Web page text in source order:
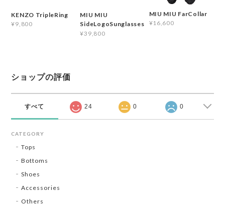
KENZO TripleRing
¥9,800
MIU MIU
SideLogoSunglasses
¥39,800
MIU MIU FarCollar
¥16,600
ショップの評価
すべて 24 0 0
CATEGORY
Tops
Bottoms
Shoes
Accessories
Others